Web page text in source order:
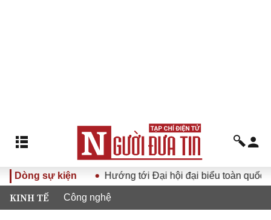
Dòng sự kiện
cuộc sống Hướng tới Đại hội đại biểu toàn quốc Hội
KINH TẾ Công nghệ